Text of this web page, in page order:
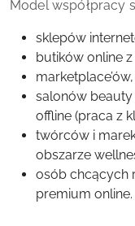
Model współpracy
sklepów
butików online
marketplace’ów,
salonów
offline (praca z
twórców i
obszarze
osób chcących
premium online.